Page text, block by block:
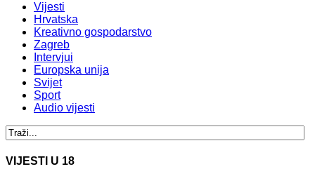
Vijesti
Hrvatska
Kreativno gospodarstvo
Zagreb
Intervjui
Europska unija
Svijet
Sport
Audio vijesti
VIJESTI U 18